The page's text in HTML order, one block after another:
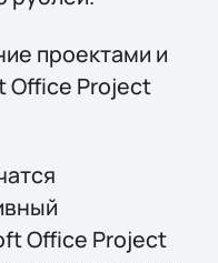
проектами и
Office Project
Office Project